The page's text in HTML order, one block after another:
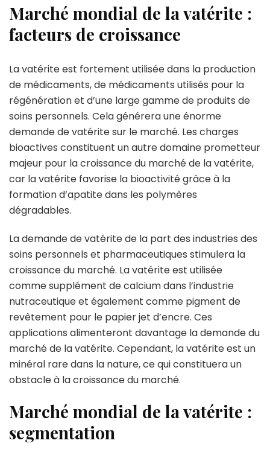
Marché mondial de la vatérite :
facteurs de croissance
La vatérite est fortement utilisée dans la production
de médicaments, de médicaments utilisés pour la
régénération et d’une large gamme de produits de
soins personnels. Cela générera une énorme
demande de vatérite sur le marché. Les charges
bioactives constituent un autre domaine prometteur
majeur pour la croissance du marché de la vatérite,
car la vatérite favorise la bioactivité grâce à la
formation d’apatite dans les polymères
dégradables.
La demande de vatérite de la part des industries des
soins personnels et pharmaceutiques stimulera la
croissance du marché. La vatérite est utilisée
comme supplément de calcium dans l’industrie
nutraceutique et également comme pigment de
revêtement pour le papier jet d’encre. Ces
applications alimenteront davantage la demande du
marché de la vatérite. Cependant, la vatérite est un
minéral rare dans la nature, ce qui constituera un
obstacle à la croissance du marché.
Marché mondial de la vatérite :
segmentation